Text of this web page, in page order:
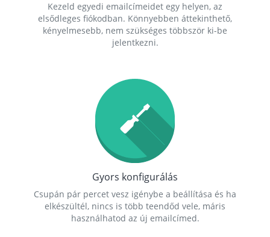
Kezeld egyedi emailcímeidet egy helyen, az
elsődleges fiókodban. Könnyebben áttekinthető,
kényelmesebb, nem szükséges többször ki-be
jelentkezni.
Gyors konfigurálás
Csupán pár percet vesz igénybe a beállítása és ha
elkészültél, nincs is több teendőd vele, máris
használhatod az új emailcímed.